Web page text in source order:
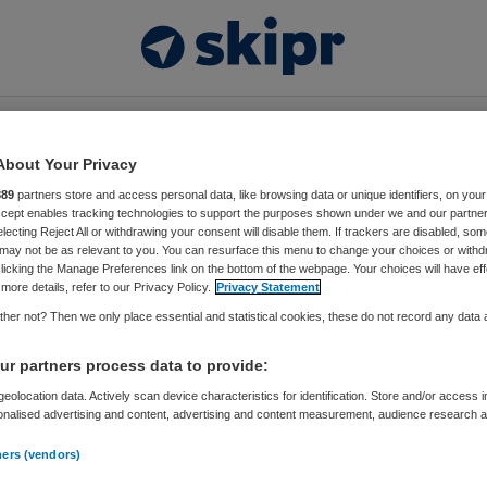
erkenning
Wij zijn dan ook erkend door Cedeo.
keuringsinstantie die de kwaliteit van human
erkenning wordt ieder jaar gebaseerd op een
verricht. Certificering vindt plaats op basis van de
voldoen aan strenge criteria. Voor de Cedeo-
zich uitspreken in termen van ’tevreden’ of
Your Privacy
partners store and access personal data, like browsing data or unique identifiers, on your
enables tracking technologies to support the purposes shown under we and our
Reject All or withdrawing your consent will disable them. If trackers are disabled,
not be as relevant to you. You can resurface this menu to change your choices or
the Manage Preferences link on the bottom of the webpage. Your choices will have
details, refer to our Privacy Policy.
Privacy Statement
not? Then we only place essential and statistical cookies, these do not record any data
partners process data to provide:
data. Actively scan device characteristics for identification. Store and/or access
advertising and content, advertising and content measurement, audience research
(vendors)